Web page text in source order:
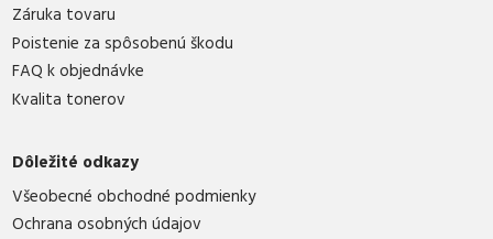
Záruka tovaru
Poistenie za spôsobenú škodu
FAQ k objednávke
Kvalita tonerov
Dôležité odkazy
Všeobecné obchodné podmienky
Ochrana osobných údajov